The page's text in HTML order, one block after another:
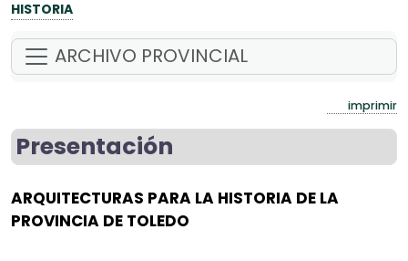
HISTORIA
ARCHIVO PROVINCIAL
imprimir
Presentación
ARQUITECTURAS PARA LA HISTORIA DE LA
PROVINCIA DE TOLEDO